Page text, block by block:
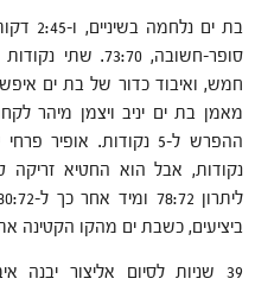
בת ים
סופר-חשובה,
מאמן בת ים יניב ויצמן מיהר
נקודות, אבל הוא החטיא
ביציעים, כשבת ים מהקו הקטינה את
39 שניות לסיום אליצור